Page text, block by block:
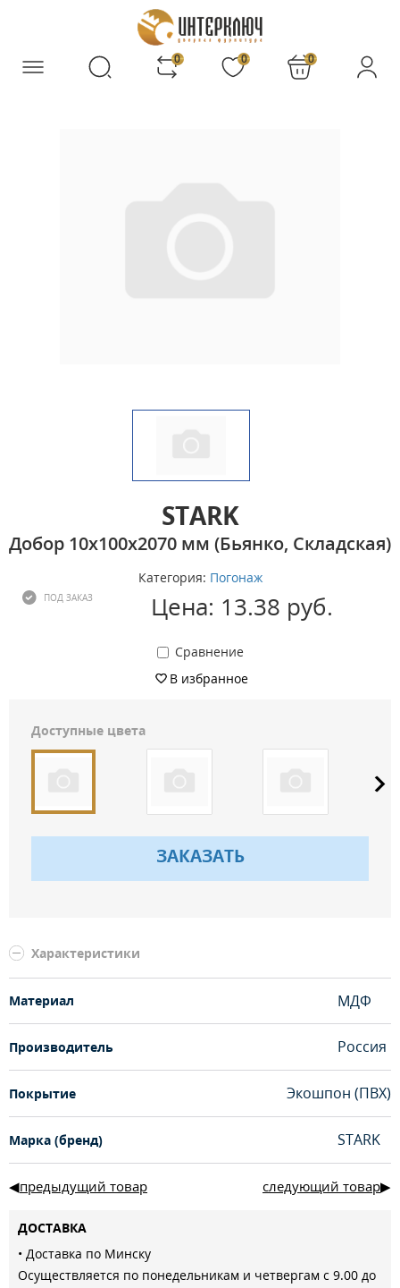
0 0 0
STARK
Добор 10х100х2070 мм (Бьянко, Складская)
Категория: Погонаж
ПОД ЗАКАЗ Цена: 13.38 руб.
Сравнение
В избранное
Доступные цвета
ЗАКАЗАТЬ
Характеристики
Материал МДФ
Производитель Россия
Покрытие Экошпон (ПВХ)
Марка (бренд) STARK
предыдущий товар следующий товар
ДОСТАВКА
• Доставка по Минску
Осуществляется по понедельникам и четвергам с 9.00 до